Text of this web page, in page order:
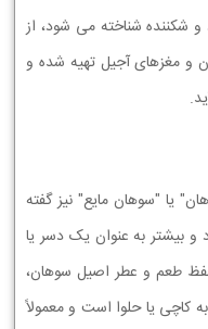
شکننده شناخته می شود، از
و مغزهای آجیل تهیه شده و
یا "سوهان مایع" نیز گفته
بیشتر به عنوان یک دسر یا
طعم و عطر اصیل سوهان،
کاچی یا حلوا است و معمولاً